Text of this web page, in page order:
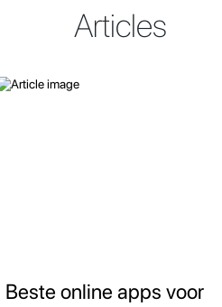
Articles
Beste online apps voor